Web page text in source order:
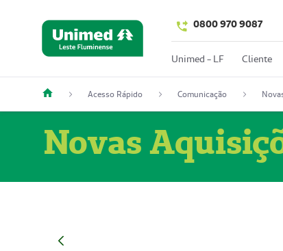
0800 970 9087
Unimed - LF Cliente
Acesso Rápido Comunicação
Novas